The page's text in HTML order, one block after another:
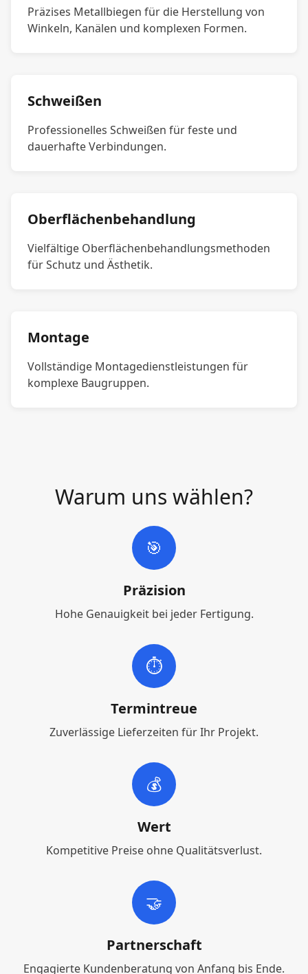
Präzises Metallbiegen für die Herstellung von
Winkeln, Kanälen und komplexen Formen.
Schweißen
Professionelles Schweißen für feste und
dauerhafte Verbindungen.
Oberflächenbehandlung
Vielfältige Oberflächenbehandlungsmethoden
für Schutz und Ästhetik.
Montage
Vollständige Montagedienstleistungen für
komplexe Baugruppen.
Warum uns wählen?
🎯
Präzision
Hohe Genauigkeit bei jeder Fertigung.
⏱️
Termintreue
Zuverlässige Lieferzeiten für Ihr Projekt.
💰
Wert
Kompetitive Preise ohne Qualitätsverlust.
🤝
Partnerschaft
Engagierte Kundenberatung von Anfang bis Ende.